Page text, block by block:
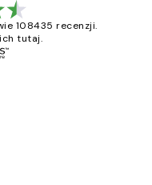
108435 recenzji.
tutaj.